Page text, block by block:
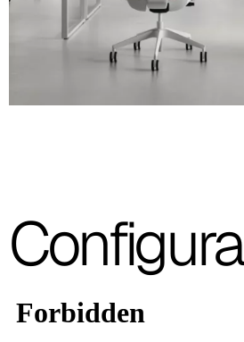
A 30F
A 3BE
A 3GR
A 3BL
Configura